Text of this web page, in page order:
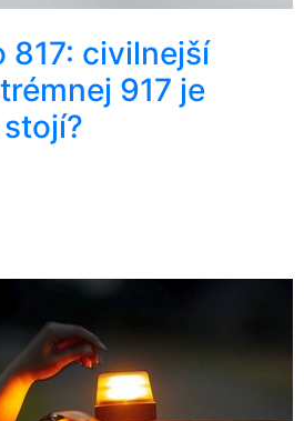
817: civilnejší
917 je